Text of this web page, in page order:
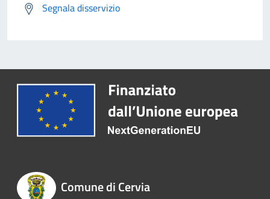
Segnala disservizio
Comune di Cervia